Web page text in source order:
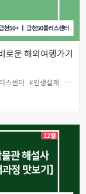
로운 해외여행가기
스센터 #인생설계 #해외